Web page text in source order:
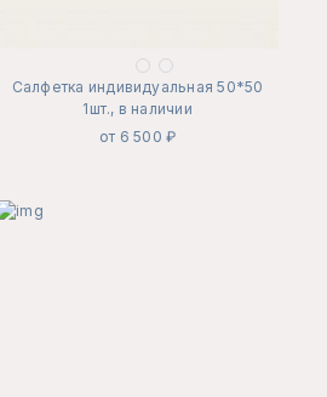
Салфетка индивидуальная 50*50
1шт., в наличии
от 6 500 ₽